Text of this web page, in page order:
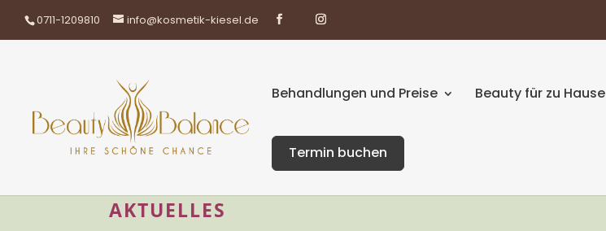
0711-1209810 info@kosmetik-kiesel.de
Behandlungen und Preise Beauty für zu Hause
Termin buchen
AKTUELLES